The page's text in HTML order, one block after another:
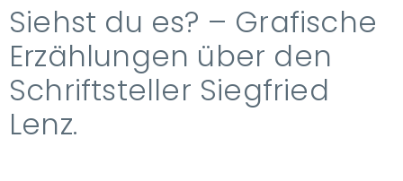
Siehst du es? – Grafische
Erzählungen über den
Schriftsteller Siegfried
Lenz.